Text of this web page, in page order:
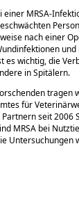
einer MRSA-
nach einer
es wichtig, die
in Spitälern.
tragen
für
seit 2006
MRSA bei
Untersuchungen